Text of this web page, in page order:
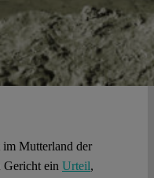
Mutterland der
Gericht ein Urteil,